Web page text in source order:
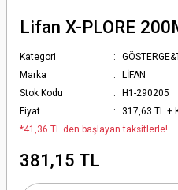
Lifan X-PLORE
Kategori
Marka
LİFAN
Stok Kodu
H1-290205
Fiyat
317,63 TL +
*41,36 TL den başlayan taksitlerle!
381,15 TL